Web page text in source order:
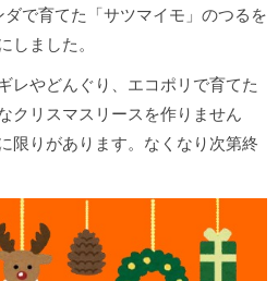
で育てた「サツマイモ」のつるを
しました。
レやどんぐり、エコポリで育てた
クリスマスリースを作りません
限りがあります。なくなり次第終